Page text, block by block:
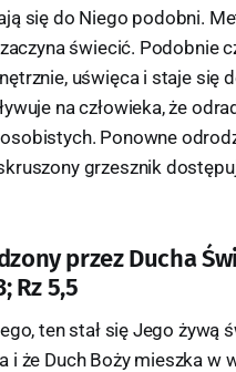
się do Niego podobni.
świecić. Podobnie
uświęca i staje się
na człowieka, że
Ponowne
grzesznik
przez Ducha
Rz 5,5
ten stał się Jego żywą
i że Duch Boży mieszka w